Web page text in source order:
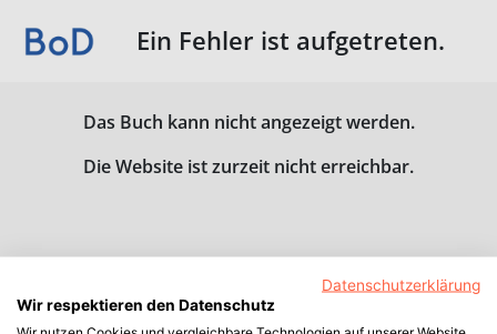
Ein Fehler ist aufgetreten.
Das Buch kann nicht angezeigt werden.
Die Website ist zurzeit nicht erreichbar.
Datenschutzerklärung
Wir respektieren den Datenschutz